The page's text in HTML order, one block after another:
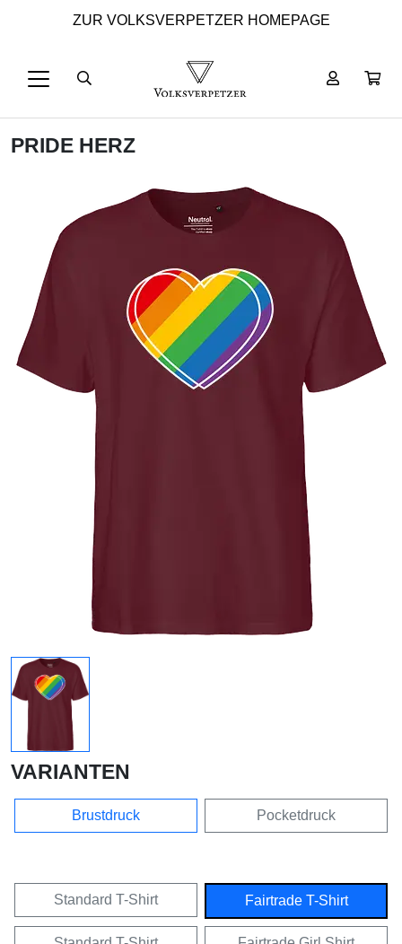
ZUR VOLKSVERPETZER HOMEPAGE
PRIDE HERZ
VARIANTEN
Brustdruck Pocketdruck
Standard T-Shirt Fairtrade T-Shirt